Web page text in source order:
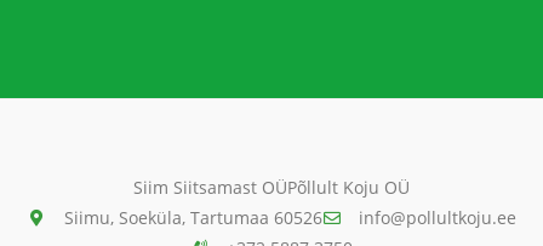
Siim Siitsamast OÜPõllult Koju OÜ
Siimu, Soeküla, Tartumaa 60526
info@pollultkoju.ee